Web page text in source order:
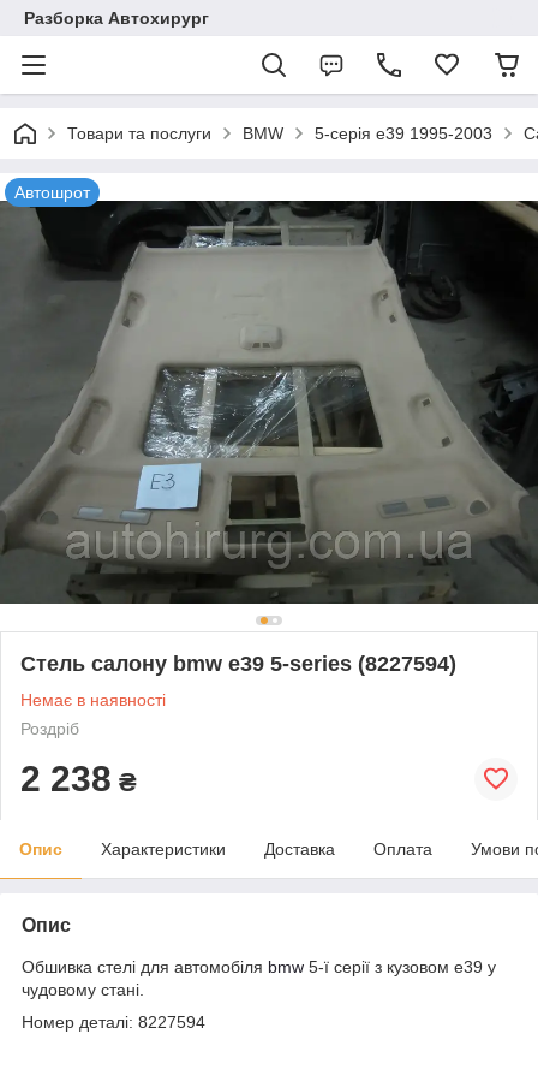
Разборка Автохирург
Товари та послуги BMW 5-серія e39 1995-2003
Автошрот
Стель салону bmw e39 5-series (8227594)
Немає в наявності
Роздріб
2 238 ₴
Опис Характеристики Доставка Оплата Умови
Опис
Обшивка стелі для автомобіля bmw 5-ї серії з кузовом e39 у
чудовому стані.
Номер деталі: 8227594